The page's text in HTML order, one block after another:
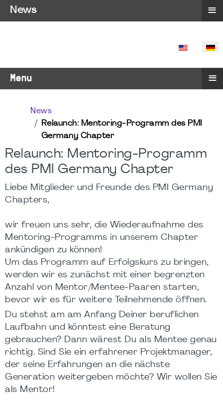
SPRACHE
Menu ≡
News
Relaunch: Mentoring-Programm des PMI
Germany Chapter
Relaunch: Mentoring-Programm
des PMI Germany Chapter
Liebe Mitglieder und Freunde des PMI Germany
Chapters,
wir freuen uns sehr, die Wiederaufnahme des
Mentoring-Programms in unserem Chapter
ankündigen zu können!
Um das Programm auf Erfolgskurs zu bringen,
werden wir es zunächst mit einer begrenzten
Anzahl von Mentor/Mentee-Paaren starten,
bevor wir es für weitere Teilnehmende öffnen.
Du stehst am am Anfang Deiner beruflichen
Laufbahn und könntest eine Beratung
gebrauchen? Dann wärest Du als Mentee genau
richtig. Sind Sie ein erfahrener Projektmanager,
der seine Erfahrungen an die nächste
Generation weitergeben möchte? Wir wollen Sie
als Mentor!
News ≡